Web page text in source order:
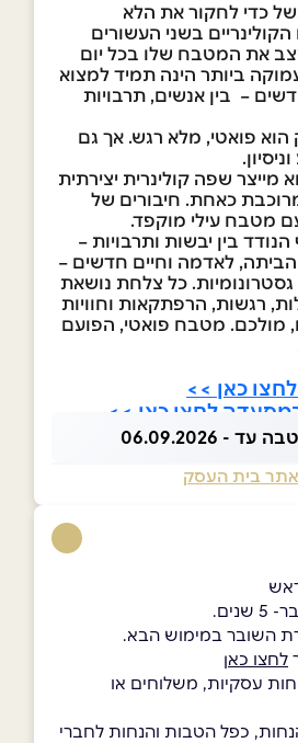
כדי לחקור את הלא
בשני העשורים
את המטבח שלו בכל יום
ביותר הינה תמיד למצוא
– בין אנשים, תרבויות
פואטי, מלא רגש. אך גם
מייצר שפה קולינרית יצירתית
כאחת. חיבורים של
מטבח עילי מוקפד.
בין יבשות ותרבויות –
לאדמה וחיים חדשים –
גסטרונומיות. כל צלחת נושאת
רגשות, הרפתקאות וחוויות
מולכם. מטבח פואטי, הפועם
כאן >>
לחצו כאן >>
- 06.09.2026
בית העסק
השובר במימוש הבא.
לחצו כאן
עסקיות, משלוחים או
כפל הטבות והנחות לחברי